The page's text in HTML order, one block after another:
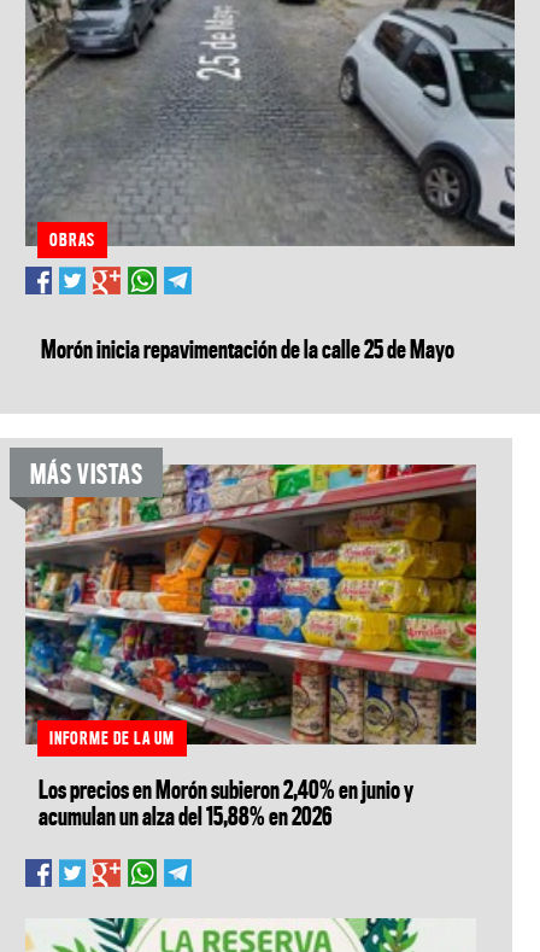
OBRAS
Morón inicia repavimentación de la calle 25 de Mayo
MÁS VISTAS
INFORME DE LA UM
Los precios en Morón subieron 2,40% en junio y
acumulan un alza del 15,88% en 2026